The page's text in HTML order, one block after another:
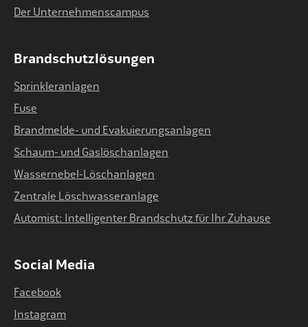
Der Unternehmenscampus
Brandschutzlösungen
Sprinkleranlagen
Fuse
Brandmelde- und Evakuierungsanlagen
Schaum- und Gaslöschanlagen
Wassernebel-Löschanlagen
Zentrale Löschwasseranlage
Automist: Intelligenter Brandschutz für Ihr Zuhause
Social Media
Facebook
Instagram